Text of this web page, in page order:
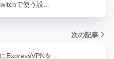
で使う設…
次の記事
ExpressVPNを…